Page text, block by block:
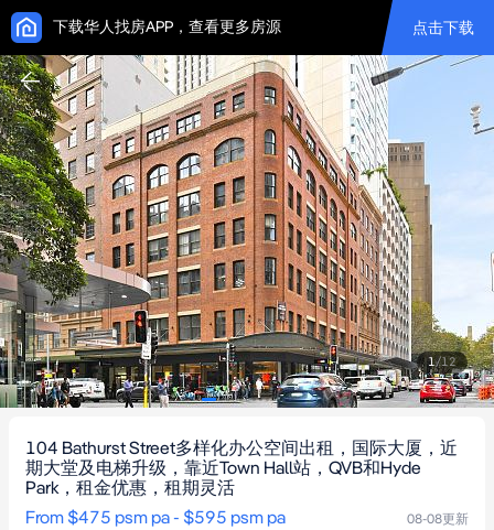
下载华人找房APP，查看更多房源 点击下载
1/12
104 Bathurst Street多样化办公空间出租，国际大厦，近
期大堂及电梯升级，靠近Town Hall站，QVB和Hyde
Park，租金优惠，租期灵活
From $475 psm pa - $595 psm pa
08-08更新